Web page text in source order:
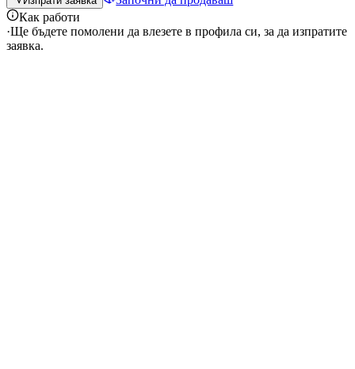
Как работи
·Ще бъдете помолени да влезете в профила си, за да изпратите
заявка.